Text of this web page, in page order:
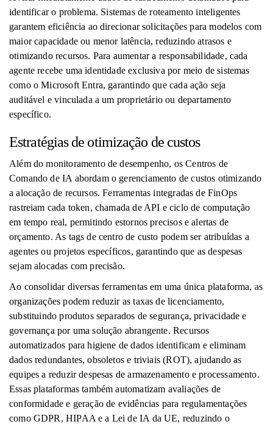
identificar o problema. Sistemas de roteamento inteligentes
garantem eficiência ao direcionar solicitações para modelos com
maior capacidade ou menor latência, reduzindo atrasos e
otimizando recursos. Para aumentar a responsabilidade, cada
agente recebe uma identidade exclusiva por meio de sistemas
como o Microsoft Entra, garantindo que cada ação seja
auditável e vinculada a um proprietário ou departamento
específico.
Estratégias de otimização de custos
Além do monitoramento de desempenho, os Centros de
Comando de IA abordam o gerenciamento de custos otimizando
a alocação de recursos. Ferramentas integradas de FinOps
rastreiam cada token, chamada de API e ciclo de computação
em tempo real, permitindo estornos precisos e alertas de
orçamento. As tags de centro de custo podem ser atribuídas a
agentes ou projetos específicos, garantindo que as despesas
sejam alocadas com precisão.
Ao consolidar diversas ferramentas em uma única plataforma, as
organizações podem reduzir as taxas de licenciamento,
substituindo produtos separados de segurança, privacidade e
governança por uma solução abrangente. Recursos
automatizados para higiene de dados identificam e eliminam
dados redundantes, obsoletos e triviais (ROT), ajudando as
equipes a reduzir despesas de armazenamento e processamento.
Essas plataformas também automatizam avaliações de
conformidade e geração de evidências para regulamentações
como GDPR, HIPAA e a Lei de IA da UE, reduzindo o